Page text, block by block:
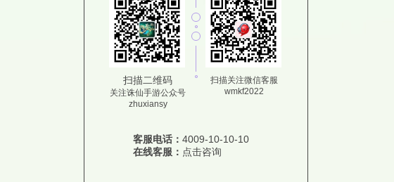
扫描二维码
关注诛仙手游公众号
zhuxiansy
扫描关注微信客服
wmkf2022
客服电话： 4009-10-10-10
在线客服： 点击咨询